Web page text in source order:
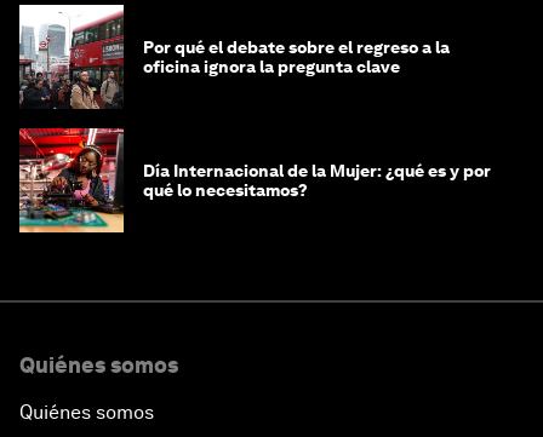
Por qué el debate sobre el regreso a la
oficina ignora la pregunta clave
Día Internacional de la Mujer: ¿qué es y por
qué lo necesitamos?
Quiénes somos
Quiénes somos